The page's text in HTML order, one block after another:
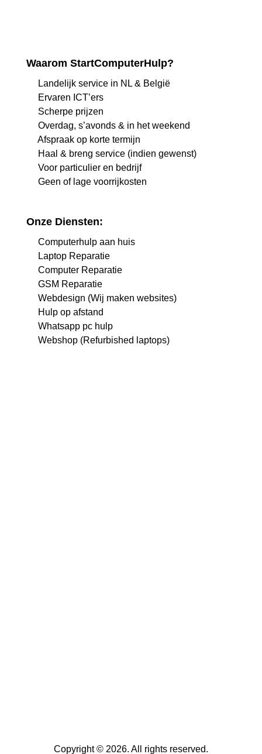
Waarom StartComputerHulp?
Landelijk service in NL & België
Ervaren ICT’ers
Scherpe prijzen
Overdag, s’avonds & in het weekend
Afspraak op korte termijn
Haal & breng service (indien gewenst)
Voor particulier en bedrijf
Geen of lage voorrijkosten
Onze Diensten:
Computerhulp aan huis
Laptop Reparatie
Computer Reparatie
GSM Reparatie
Webdesign (Wij maken websites)
Hulp op afstand
Whatsapp pc hulp
Webshop (Refurbished laptops)
Copyright © 2026. All rights reserved.